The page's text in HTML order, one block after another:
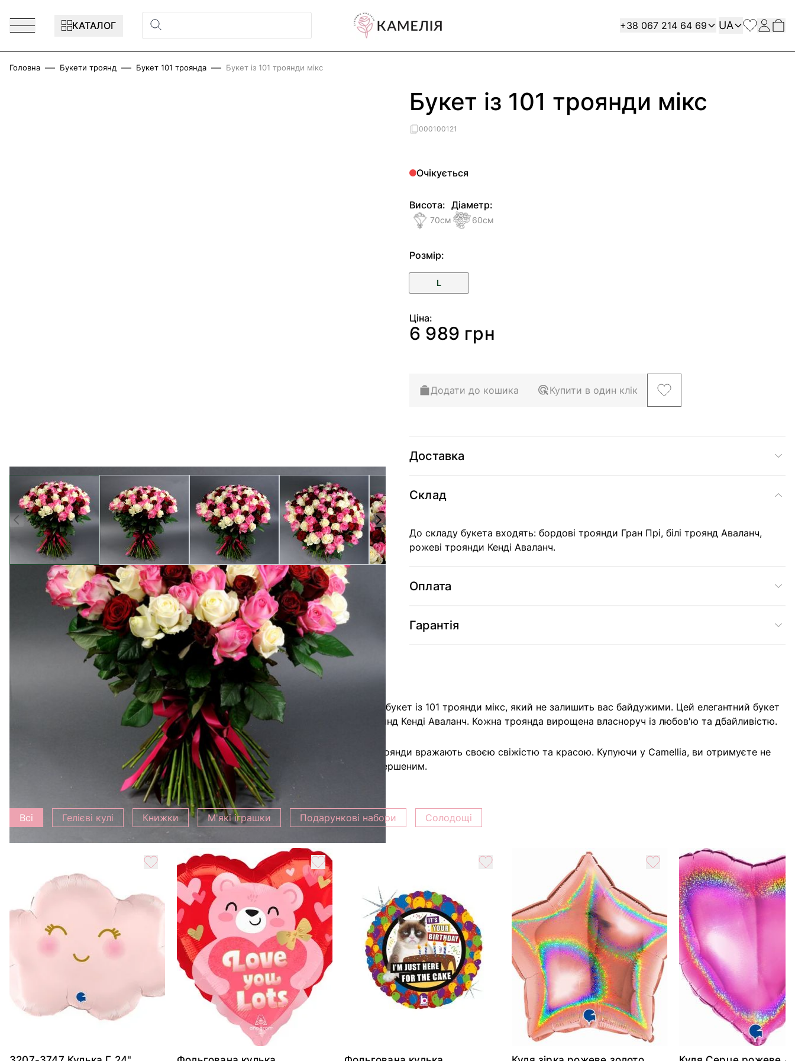
КАТАЛОГ
Contact
+38 067 214 64 69 Мова
UA
Головна Букети троянд Букет 101 троянда Букет із 101 троянди мікс
Букет із 101 троянди мікс
000100121
View larger image View larger image View larger image View larger image
Очікується
Висота:
70см
Діаметр:
60см
Розмір:
L
Ціна:
6 989 грн
Додати до кошика Купити в один клік
Доставка
Склад
До складу букета входять: бордові троянди Гран Прі, білі троянд Аваланч,
рожеві троянди Кенді Аваланч.
Оплата
Гарантія
Camellia - це ваш найкращий вибір для найвищої якості квітів. Представляємо букет із 101 троянди мікс, який не залишить вас байдужими. Цей елегантний букет
складається з бордових троянд Гран Прі, білих троянд Аваланч і рожевих троянд Кенді Аваланч. Кожна троянда вирощена власноруч із любов'ю та дбайливістю.
Обирайте наш магазин, оскільки ми гарантуємо найвищу якість квітів. Наші троянди вражають своєю свіжістю та красою. Купуючи у Camellia, ви отримуєте не
лише красивий букет, а й впевненість у тому, що ваш подарунок буде неперевершеним.
Додати до букету
Всі Гелієві кулі Книжки М'які іграшки Подарункові набори Солодощі